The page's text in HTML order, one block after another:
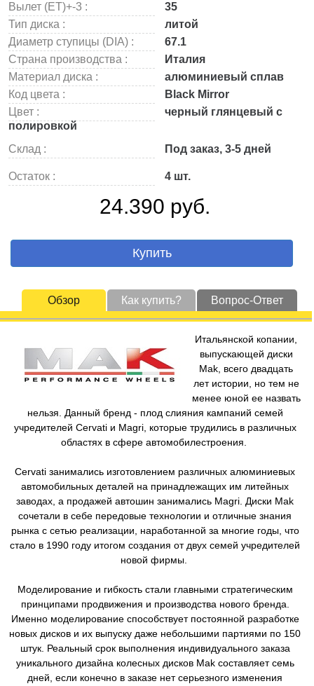
Вылет (ET)+-3 :
35
Тип диска :
литой
Диаметр ступицы (DIA) :
67.1
Страна производства :
Италия
Материал диска :
алюминиевый сплав
Код цвета :
Black Mirror
Цвет :
черный глянцевый с
полировкой
Склад :
Под заказ, 3-5 дней
Остаток : 4 шт.
24.390 руб.
Купить
Обзор Как купить? Вопрос-Ответ
Итальянской копании,
выпускающей диски
Mak, всего двадцать
лет истории, но тем не
менее юной ее назвать
нельзя. Данный бренд - плод слияния кампаний семей
учредителей Cervati и Magri, которые трудились в различных
областях в сфере автомобилестроения.
Cervati занимались изготовлением различных алюминиевых
автомобильных деталей на принадлежащих им литейных
заводах, а продажей автошин занимались Magri. Диски Mak
сочетали в себе передовые технологии и отличные знания
рынка с сетью реализации, наработанной за многие годы, что
стало в 1990 году итогом создания от двух семей учредителей
новой фирмы.
Моделирование и гибкость стали главными стратегическим
принципами продвижения и производства нового бренда.
Именно моделирование способствует постоянной разработке
новых дисков и их выпуску даже небольшими партиями по 150
штук. Реальный срок выполнения индивидуального заказа
уникального дизайна колесных дисков Mak составляет семь
дней, если конечно в заказе нет серьезного изменения